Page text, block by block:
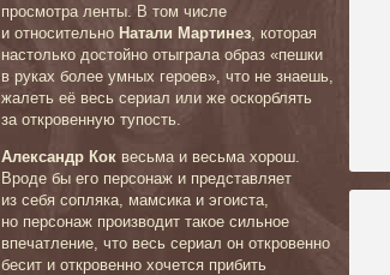
просмотра ленты. В том числе
и относительно Натали Мартинез, которая
настолько достойно отыграла образ «пешки
в руках более умных героев», что не знаешь,
жалеть её весь сериал или же оскорблять
за откровенную тупость.
Александр Кок весьма и весьма хорош.
Вроде бы его персонаж и представляет
из себя сопляка, мамсика и эгоиста,
но персонаж производит такое сильное
впечатление, что весь сериал он откровенно
бесит и откровенно хочется прибить